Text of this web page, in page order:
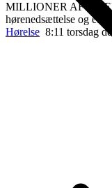
MILLIONER AF
hørenedsættelse og et
Hørelse 8:11 torsdag